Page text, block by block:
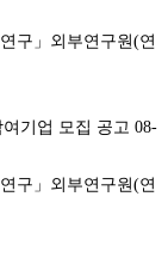
구」외부연구원(연
기업 모집 공고 08-
구」외부연구원(연